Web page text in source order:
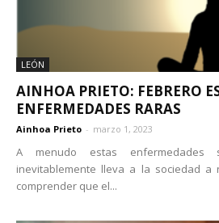
LEÓN
AINHOA PRIETO: FEBRERO
ENFERMEDADES RARAS
Ainhoa Prieto - marzo 1, 2023
A menudo estas
inevitablemente lleva a la sociedad
comprender que el...